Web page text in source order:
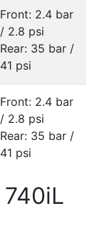
Front: 2.4 bar
/ 2.8 psi
Rear: 35 bar /
41 psi
Front: 2.4 bar
/ 2.8 psi
Rear: 35 bar /
41 psi